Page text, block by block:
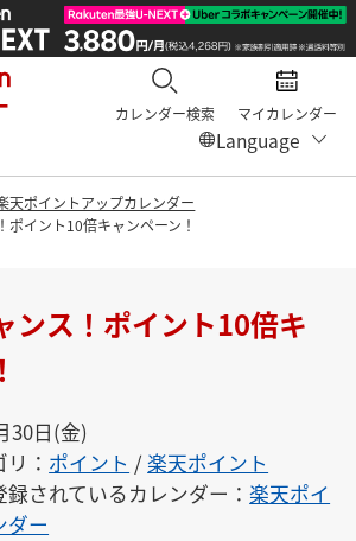
カレンダー検索 マイカレンダー
天ポイントアップカレンダー
ポイント10倍キャンペーン！
ンス！ポイント10倍キ
30日(金)
： ポイント /楽天ポイント
録されているカレンダー：楽天ポイ
ダー